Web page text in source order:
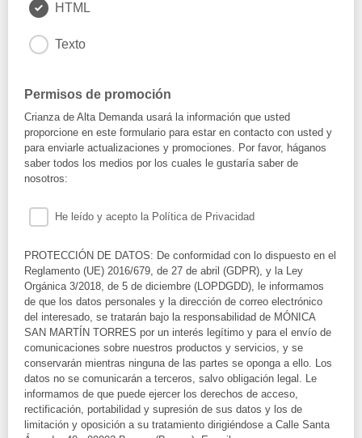
HTML
Texto
Permisos de promoción
Crianza de Alta Demanda usará la información que usted
proporcione en este formulario para estar en contacto con usted y
para enviarle actualizaciones y promociones. Por favor, háganos
saber todos los medios por los cuales le gustaría saber de
nosotros:
He leído y acepto la Política de Privacidad
PROTECCIÓN DE DATOS: De conformidad con lo dispuesto en el
Reglamento (UE) 2016/679, de 27 de abril (GDPR), y la Ley
Orgánica 3/2018, de 5 de diciembre (LOPDGDD), le informamos
de que los datos personales y la dirección de correo electrónico
del interesado, se tratarán bajo la responsabilidad de MÓNICA
SAN MARTÍN TORRES por un interés legítimo y para el envío de
comunicaciones sobre nuestros productos y servicios, y se
conservarán mientras ninguna de las partes se oponga a ello. Los
datos no se comunicarán a terceros, salvo obligación legal. Le
informamos de que puede ejercer los derechos de acceso,
rectificación, portabilidad y supresión de sus datos y los de
limitación y oposición a su tratamiento dirigiéndose a Calle Santa